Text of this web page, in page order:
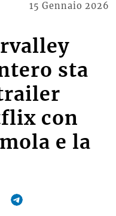
15 Gennaio 2026
sta
con
e la